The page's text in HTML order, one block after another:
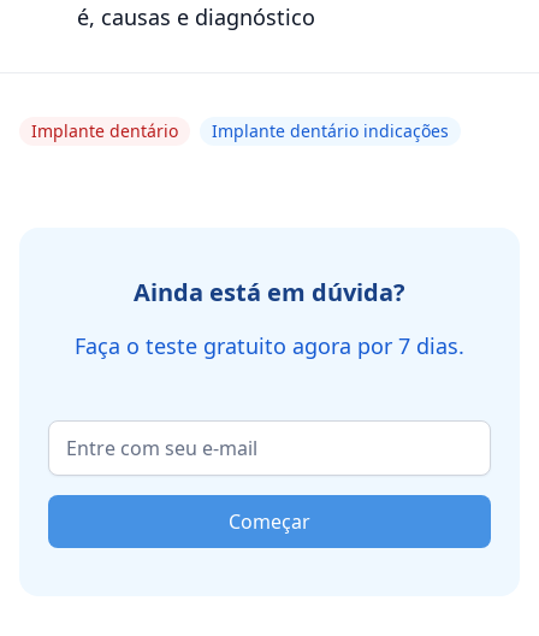
é, causas e diagnóstico
Implante dentário Implante dentário indicações
Ainda está em dúvida?
Faça o teste gratuito agora por 7 dias.
Começar